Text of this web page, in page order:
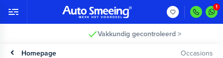
Vakkundig gecontroleerd >
Homepage Occasions